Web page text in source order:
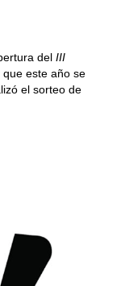
del III
que este año se
el sorteo de